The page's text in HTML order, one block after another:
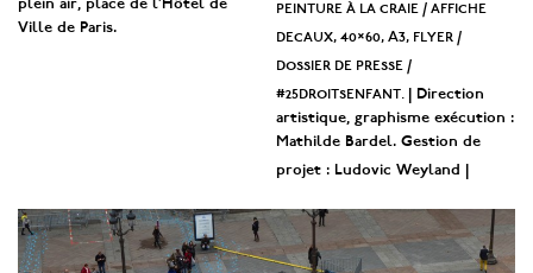
plein air, place de l’Hôtel de
Ville de Paris.
peinture à la craie / affiche
decaux, 40×60, A3, flyer /
dossier de presse /
#25droitsenfant.
| Direction
artistique, graphisme exécution :
Mathilde Bardel. Gestion de
projet : Ludovic Weyland |